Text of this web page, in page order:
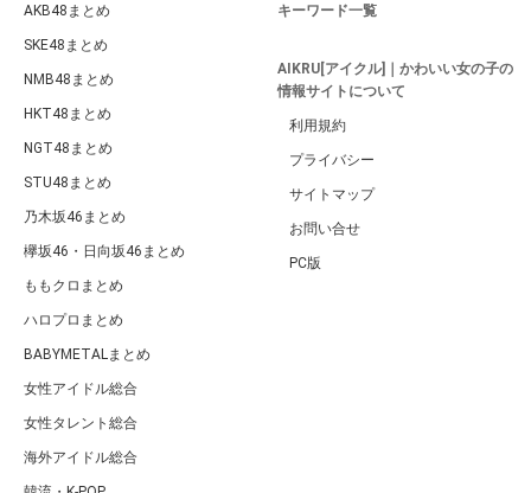
AKB48まとめ
SKE48まとめ
NMB48まとめ
HKT48まとめ
NGT48まとめ
STU48まとめ
乃木坂46まとめ
欅坂46・日向坂46まとめ
ももクロまとめ
ハロプロまとめ
BABYMETALまとめ
女性アイドル総合
女性タレント総合
海外アイドル総合
キーワード一覧
AIKRU[アイクル]｜かわいい女の子の
情報サイトについて
利用規約
プライバシー
サイトマップ
お問い合せ
PC版